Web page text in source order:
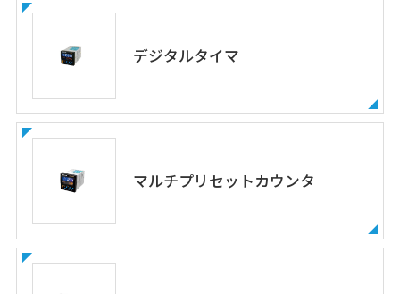
デジタルタイマ
マルチプリセットカウンタ